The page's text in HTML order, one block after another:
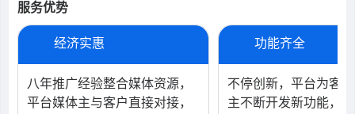
服务优势
经济实惠
八年推广经验整合媒体资源，
平台媒体主与客户直接对接，
功能齐全
不停创新，平台为客
主不断开发新功能，